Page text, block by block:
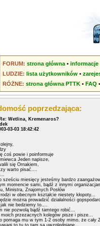
FORUM: strona główna • informacje
LUDZIE: lista użytkowników •
RÓŻNE: strona główna PTTK • FAQ •
poprzedzająca:
Re: Wetlina, Kremenaros?
03-03 18:42:42
coś powie i poinformuje
Jeden napisze,
się Ornakiem,
warto pisać....
sześciu miesięcy jesteśmy bardzo
momencie sami, bądź z innymi
Ministra, Znajomych Posłów
w obecnym kształcie niestety kłopoty...
można prowadzić działalności
nie bedziemy to....
nie pozwolą bądź tamtego robić...
moich przezacnych kolegów pisze i pisze...
pomaga mu w tym 1-2 osoby mimo, że cały
uwagi to tu to tam są uwzględniane...